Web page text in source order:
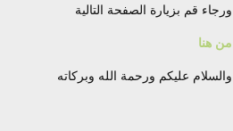
ورجاء قم بزيارة الصفحة التالية
من هنا
والسلام عليكم ورحمة الله وبركاته